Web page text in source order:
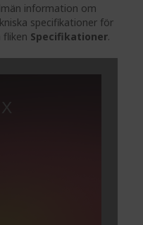
information om
specifikationer för
fliken Specifikationer.